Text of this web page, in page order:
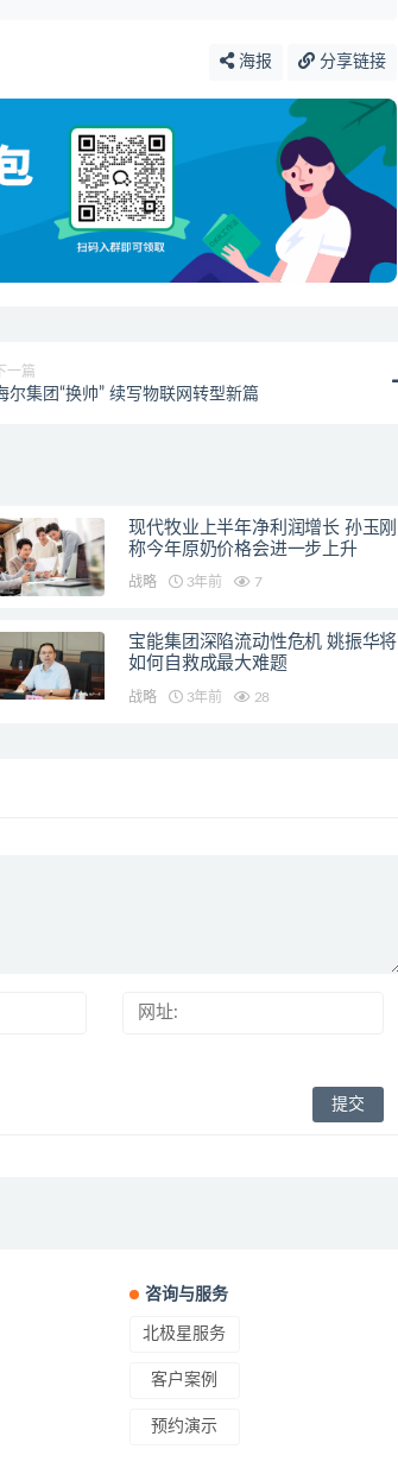
海报 分享链接
下一篇
尔集团“换帅” 续写物联网转型新篇
现代牧业上半年净利润增长 孙玉刚
称今年原奶价格会进一步上升
战略 3年前 7
宝能集团深陷流动性危机 姚振华将
如何自救成最大难题
战略 3年前 28
咨询与服务
北极星服务
客户案例
预约演示